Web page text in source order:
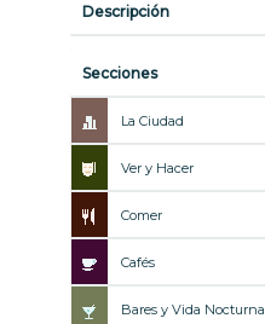
Descripción
Secciones
La Ciudad
Ver y Hacer
Comer
Cafés
Bares y Vida Nocturna